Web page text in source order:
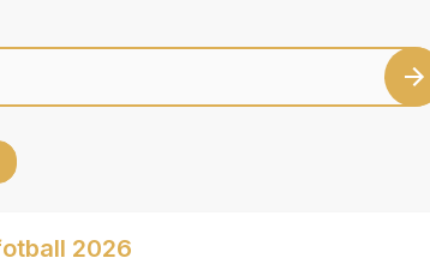
2026